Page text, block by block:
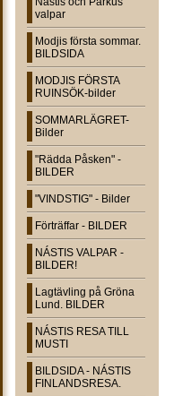
valpar
Modjis första sommar.
BILDSIDA
MODJIS FÖRSTA
RUINSÖK-bilder
SOMMARLÄGRET-
Bilder
"Rädda Påsken" -
BILDER
"VINDSTIG" - Bilder
Förträffar - BILDER
NÁSTIS VALPAR -
BILDER!
Lagtävling på Gröna
Lund. BILDER
NÁSTIS RESA TILL
MUSTI
BILDSIDA - NÁSTIS
FINLANDSRESA.